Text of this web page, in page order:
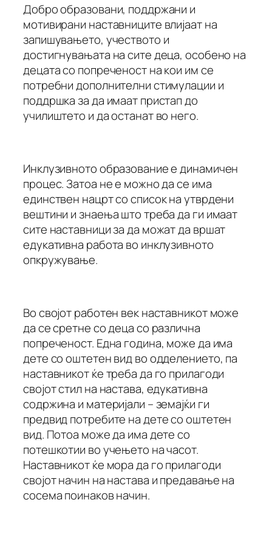
Добро образовани, поддржани и
мотивирани наставниците влијаат на
запишувањето, учеството и
достигнувањата на сите деца, особено на
децата со попреченост на кои им се
потребни дополнителни стимулации и
поддршка за да имаат пристап до
училиштето и да останат во него.
Инклузивното образование е динамичен
процес. Затоа не е можно да се има
единствен нацрт со список на утврдени
вештини и знаења што треба да ги имаат
сите наставници за да можат да вршат
едукативна работа во инклузивното
опкружување.
Во својот работен век наставникот може
да се сретне со деца со различна
попреченост. Една година, може да има
дете со оштетен вид во одделението, па
наставникот ќе треба да го прилагоди
својот стил на настава, едукативна
содржина и материјали – земајќи ги
предвид потребите на дете со оштетен
вид. Потоа може да има дете со
потешкотии во учењето на часот.
Наставникот ќе мора да го прилагоди
својот начин на настава и предавање на
сосема поинаков начин.